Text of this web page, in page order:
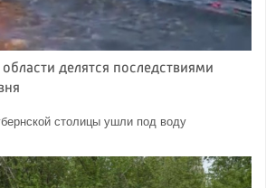
делятся последствиями
столицы ушли под воду